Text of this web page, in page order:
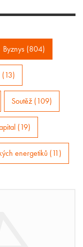
Byznys (804)
(13)
Soutěž (109)
(19)
energetiků (11)